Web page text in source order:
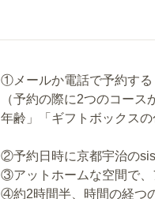
①メールか電話で予約する
（予約の際に2つのコー
年齢」「ギフトボックスの
②予約日時に京都宇治の
③アットホームな空間で
④約2時間半、時間の経つ